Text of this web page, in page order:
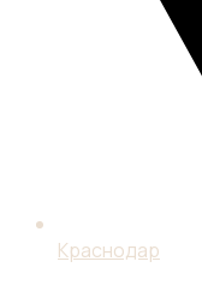
Краснодар